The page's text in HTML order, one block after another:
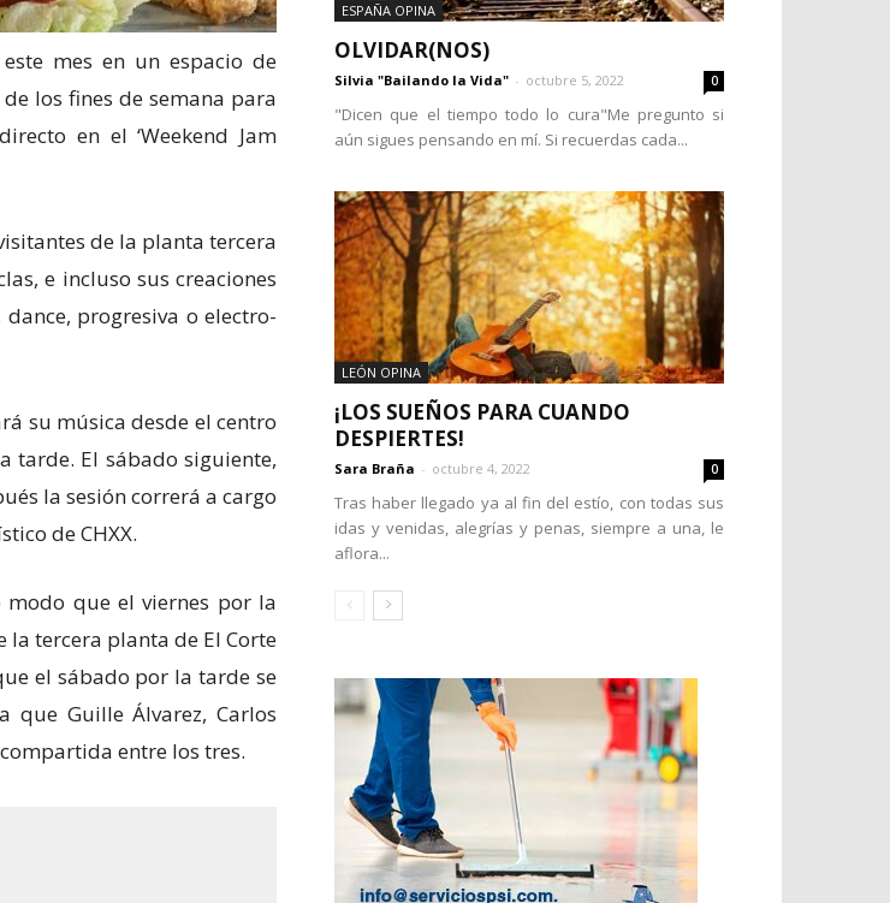
mes en un espacio de
los fines de semana para
en el ‘Weekend Jam
de la planta tercera
e incluso sus creaciones
progresiva o electro-
su música desde el centro
tarde. El sábado siguiente,
la sesión correrá a cargo
de CHXX.
que el viernes por la
la tercera planta de El Corte
el sábado por la tarde se
que Guille Álvarez, Carlos
entre los tres.
ESPAÑA OPINA
OLVIDAR(NOS)
Silvia "Bailando la Vida" - octubre 5, 2022 0
"Dicen que el tiempo todo lo cura"Me pregunto si
aún sigues pensando en mí. Si recuerdas cada...
LEÓN OPINA
¡LOS SUEÑOS PARA CUANDO
DESPIERTES!
Sara Braña - octubre 4, 2022 0
Tras haber llegado ya al fin del estío, con todas sus
idas y venidas, alegrías y penas, siempre a una, le
aflora...